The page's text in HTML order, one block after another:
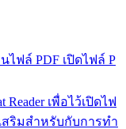
ไฟล์ PDF เปิดไฟล์ P
เพื่อไว้เปิดไฟ
สริมสำหรับกับการทำ